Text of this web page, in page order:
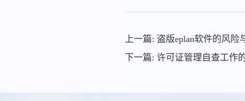
上一篇: 盗版eplan软件的风
下一篇: 许可证管理自查工作